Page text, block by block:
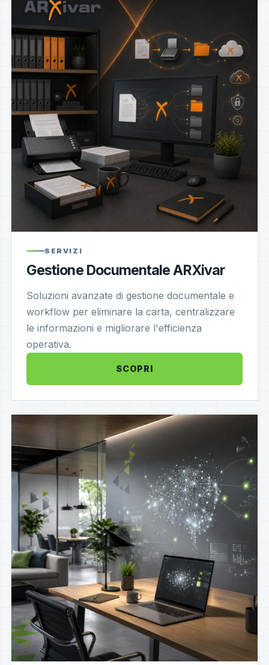
SERVIZI
Gestione Documentale ARXivar
Soluzioni avanzate di gestione documentale e
workflow per eliminare la carta, centralizzare
le informazioni e migliorare l'efficienza
operativa.
SCOPRI